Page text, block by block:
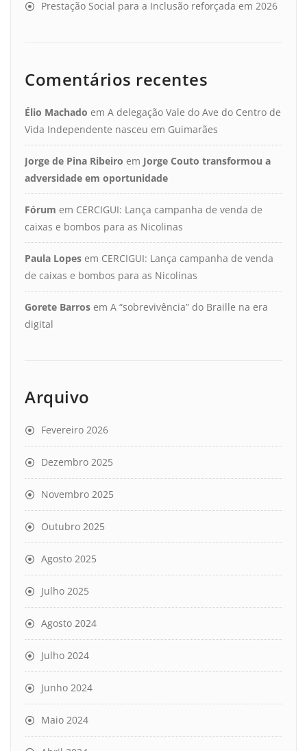
Prestação Social para a Inclusão reforçada em 2026
Comentários recentes
Élio Machado em A delegação Vale do Ave do Centro de
Vida Independente nasceu em Guimarães
Jorge de Pina Ribeiro em Jorge Couto transformou a
adversidade em oportunidade
Fórum em CERCIGUI: Lança campanha de venda de
caixas e bombos para as Nicolinas
Paula Lopes em CERCIGUI: Lança campanha de venda
de caixas e bombos para as Nicolinas
Gorete Barros em A “sobrevivência” do Braille na era
digital
Arquivo
Fevereiro 2026
Dezembro 2025
Novembro 2025
Outubro 2025
Agosto 2025
Julho 2025
Agosto 2024
Julho 2024
Junho 2024
Maio 2024